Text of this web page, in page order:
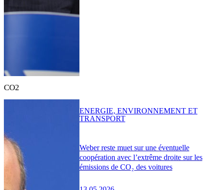
CO2
Weber reste muet sur une éventuelle
coopération avec l’extrême droite sur les
émissions de CO₂ des voitures
ENERGIE, ENVIRONNEMENT ET
TRANSPORT